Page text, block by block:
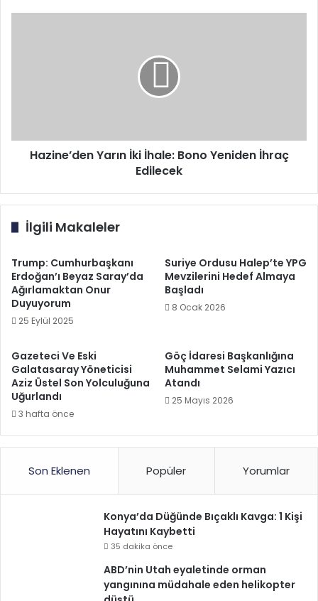
Hazine’den Yarın İki İhale: Bono Yeniden İhraç
Edilecek
İlgili Makaleler
Trump: Cumhurbaşkanı
Erdoğan’ı Beyaz Saray’da
Ağırlamaktan Onur
Duyuyorum
25 Eylül 2025
Suriye Ordusu Halep’te YPG
Mevzilerini Hedef Almaya
Başladı
8 Ocak 2026
Gazeteci Ve Eski
Galatasaray Yöneticisi
Aziz Üstel Son Yolculuğuna
Uğurlandı
3 hafta önce
Göç İdaresi Başkanlığına
Muhammet Selami Yazıcı
Atandı
25 Mayıs 2026
Son Eklenen Popüler Yorumlar
Konya’da Düğünde Bıçaklı Kavga: 1 Kişi
Hayatını Kaybetti
35 dakika önce
ABD’nin Utah eyaletinde orman
yangınına müdahale eden helikopter